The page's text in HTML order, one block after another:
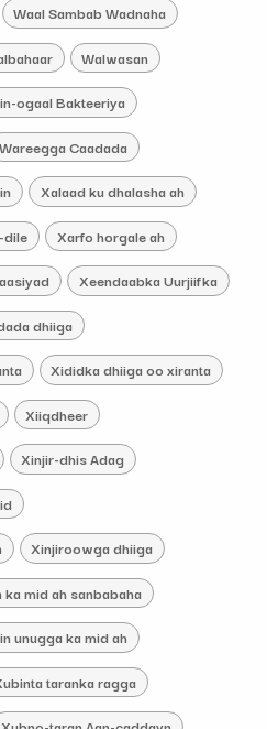
Waal Sambab Wadnaha
Walwasan
ogaal Bakteeriya
Wareegga Caadada
Xalaad ku dhalasha ah
dile Xarfo horgale ah
Xeendaabka Uurjiifka
dhiiga
Xididka dhiiga oo xiranta
Xiiqdheer
Xinjir-dhis Adag
Xinjiroowga dhiiga
ka mid ah sanbabaha
unugga ka mid ah
taranka ragga